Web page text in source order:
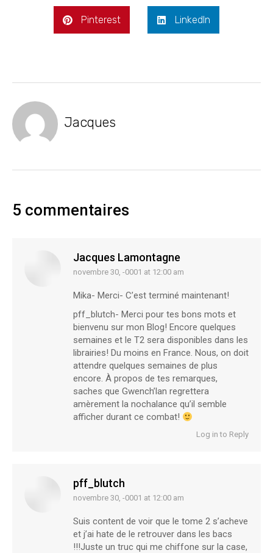
Pinterest LinkedIn
Jacques
5 commentaires
Jacques Lamontagne
says:
novembre 30, -0001 at 12:00 am
Mika- Merci- C’est terminé maintenant!
pff_blutch- Merci pour tes bons mots et
bienvenu sur mon Blog! Encore quelques
semaines et le T2 sera disponibles dans les
librairies! Du moins en France. Nous, on doit
attendre quelques semaines de plus
encore. À propos de tes remarques,
saches que Gwench’lan regrettera
amèrement la nochalance qu’il semble
afficher durant ce combat!
Log in to Reply
pff_blutch
says:
novembre 30, -0001 at 12:00 am
Suis content de voir que le tome 2 s’acheve
et j’ai hate de le retrouver dans les bacs
!!!Juste un truc qui me chiffone sur la case,